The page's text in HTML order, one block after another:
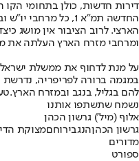
דירות חדשות, כולן בתחומי
החדשה תמ"א 1, כל
הארצי. לרוב הציבור אין מושג
ומרחבי מזרח הארץ העלתה את
על מנת לדחוף את ממשלת ישראל
במגמה ברורה לפריפריה,
להם בגליל, בנגב ובמזרח הארץ.
נשמח שתשתפו אותנו
אלוף (מיל') גרשון הכהן
גרשון הכהןהנגבירוחםמצוקת
מדורים
ספורט